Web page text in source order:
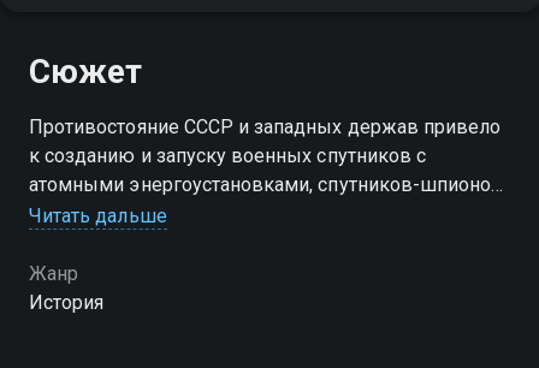
Сюжет
Противостояние СССР и западных держав привело
к созданию и запуску военных спутников с
атомными энергоустановками, спутников-шпионов,
строительству военных пилотируемых станций на
Читать дальше
Жанр
История